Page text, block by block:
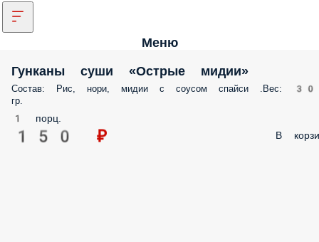
Меню
Гунканы cуши «Острые мидии»
Состав: Рис, нори, мидии с соусом спайси .Вес: 30
гр.
1 порц.
150 ₽ В